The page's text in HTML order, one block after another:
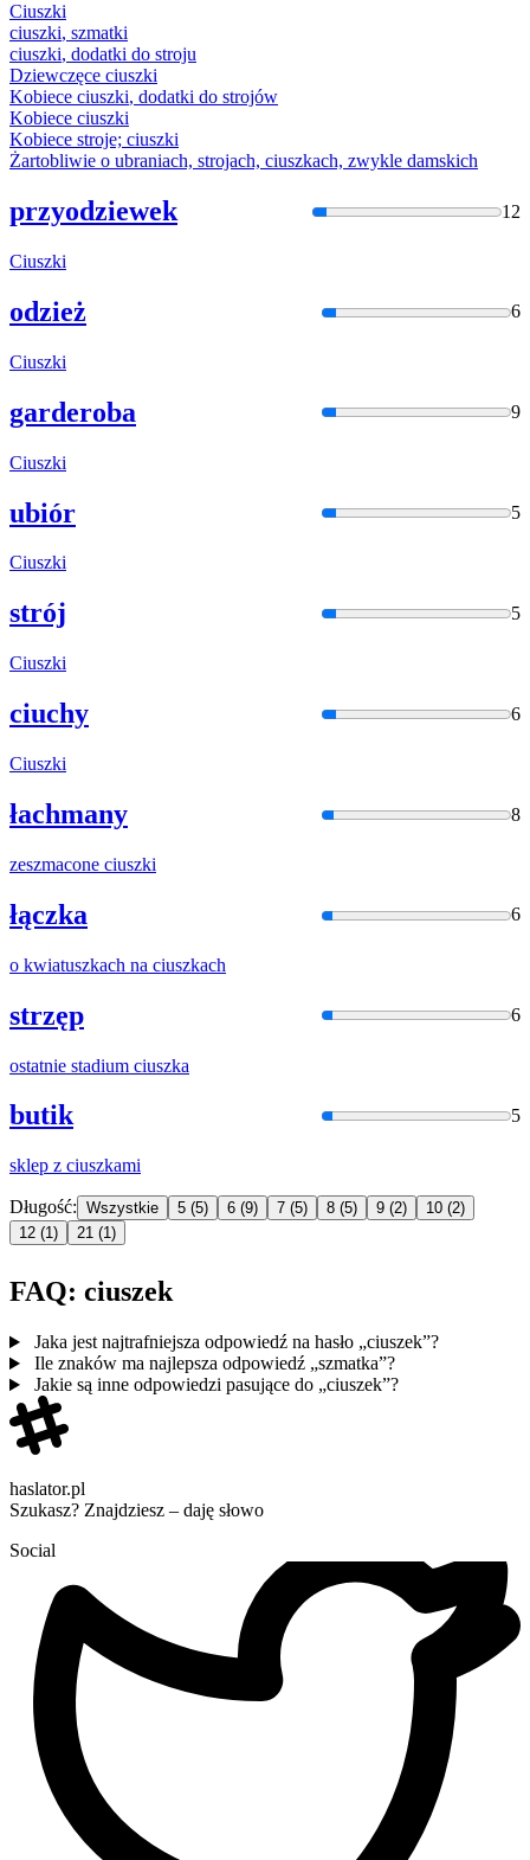
Ciuszki
ciuszki, szmatki
ciuszki, dodatki do stroju
Dziewczęce ciuszki
Kobiece ciuszki, dodatki do strojów
Kobiece ciuszki
Kobiece stroje; ciuszki
Żartobliwie o ubraniach, strojach, ciuszkach, zwykle damskich
przyodziewek 12
Ciuszki
odzież 6
Ciuszki
garderoba 9
Ciuszki
ubiór 5
Ciuszki
strój 5
Ciuszki
ciuchy 6
Ciuszki
łachmany 8
zeszmacone ciuszki
łączka 6
o kwiatuszkach na ciuszkach
strzęp 6
ostatnie stadium ciuszka
butik 5
sklep z ciuszkami
Długość: Wszystkie 5 (5) 6 (9) 7 (5) 8 (5) 9 (2) 10 (2)
12 (1) 21 (1)
FAQ: ciuszek
Jaka jest najtrafniejsza odpowiedź na hasło „ciuszek”?
Ile znaków ma najlepsza odpowiedź „szmatka”?
Jakie są inne odpowiedzi pasujące do „ciuszek”?
haslator.pl
Szukasz? Znajdziesz – daję słowo
Social